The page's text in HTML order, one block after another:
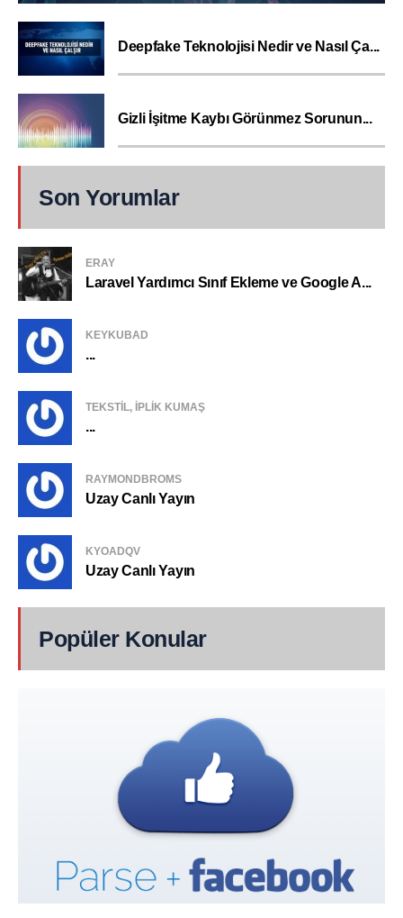
Deepfake Teknolojisi Nedir ve Nasıl Ça...
Gizli İşitme Kaybı Görünmez Sorunun...
Son Yorumlar
ERAY
Laravel Yardımcı Sınıf Ekleme ve Google A...
KEYKUBAD
...
TEKSTIL, IPLIK KUMAŞ
...
RAYMONDBROMS
Uzay Canlı Yayın
KYOADQV
Uzay Canlı Yayın
Popüler Konular